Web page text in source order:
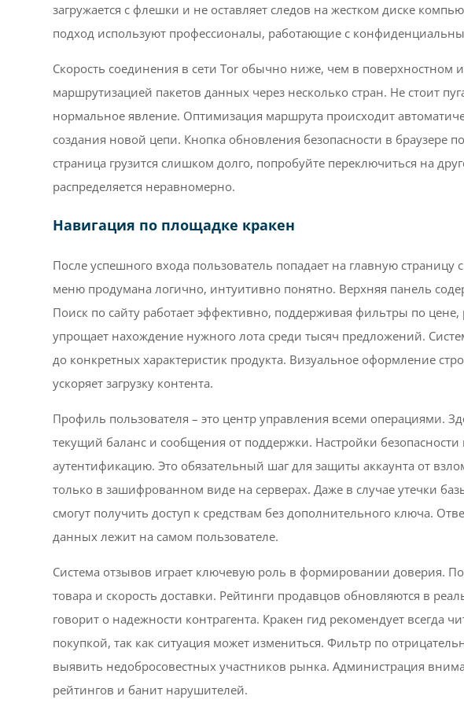
загружается с флешки и не оставляет следов на жестком диске
подход используют профессионалы, работающие с
Скорость соединения в сети Tor обычно ниже, чем в поверхностном
маршрутизацией пакетов данных через несколько стран. Не стоит
нормальное явление. Оптимизация маршрута происходит
создания новой цепи. Кнопка обновления безопасности в браузере
страница грузится слишком долго, попробуйте переключиться на
распределяется неравномерно.
Навигация по площадке кракен
После успешного входа пользователь попадает на главную страницу
меню продумана логично, интуитивно понятно. Верхняя панель
Поиск по сайту работает эффективно, поддерживая фильтры по цене,
упрощает нахождение нужного лота среди тысяч предложений.
до конкретных характеристик продукта. Визуальное оформление
ускоряет загрузку контента.
Профиль пользователя – это центр управления всеми операциями.
текущий баланс и сообщения от поддержки. Настройки
аутентификацию. Это обязательный шаг для защиты аккаунта от
только в зашифрованном виде на серверах. Даже в случае утечки
смогут получить доступ к средствам без дополнительного ключа.
данных лежит на самом пользователе.
Система отзывов играет ключевую роль в формировании доверия.
товара и скорость доставки. Рейтинги продавцов обновляются в
говорит о надежности контрагента. Кракен гид рекомендует всегда
покупкой, так как ситуация может измениться. Фильтр по
выявить недобросовестных участников рынка. Администрация
рейтингов и банит нарушителей.